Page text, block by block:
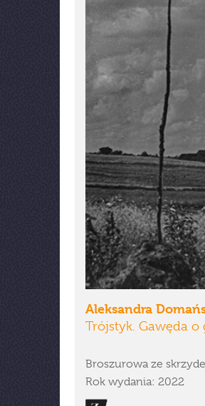
Aleksandra
Trójstyk. Gawęda o
Broszurowa ze
Rok wydania: 2022